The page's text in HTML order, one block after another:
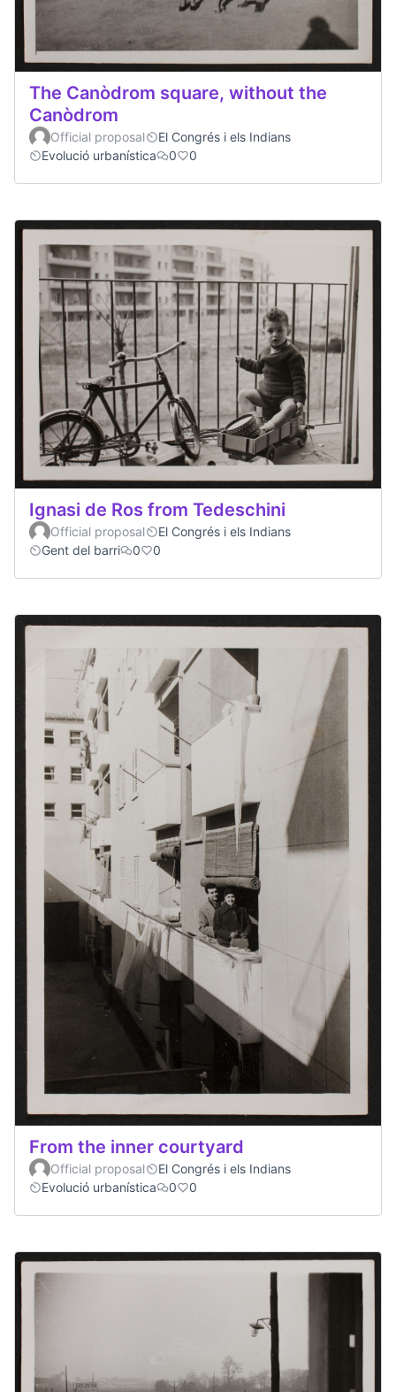
The Canòdrom square, without the
Canòdrom
Official proposal
El Congrés i els Indians
Evolució urbanística
0 0
Ignasi de Ros from Tedeschini
Official proposal
El Congrés i els Indians
Gent del barri
0 0
From the inner courtyard
Official proposal
El Congrés i els Indians
Evolució urbanística
0 0